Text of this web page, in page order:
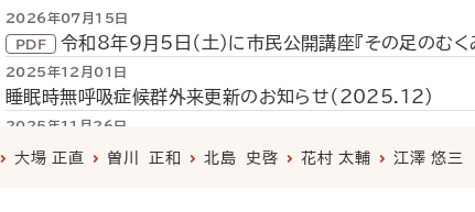
2026年07月15日
令和8年9月5日（土）に市民公開講座『その足のむ
2025年12月01日
睡眠時無呼吸症候群外来更新のお知らせ（2025.12）
2025年11月26日
病診連携教育セミナー「睡眠時無呼吸症候群」開催のお知ら
て 医師
大場 正直 曽川 正和 北島 史啓 花村 太輔 江澤 悠三